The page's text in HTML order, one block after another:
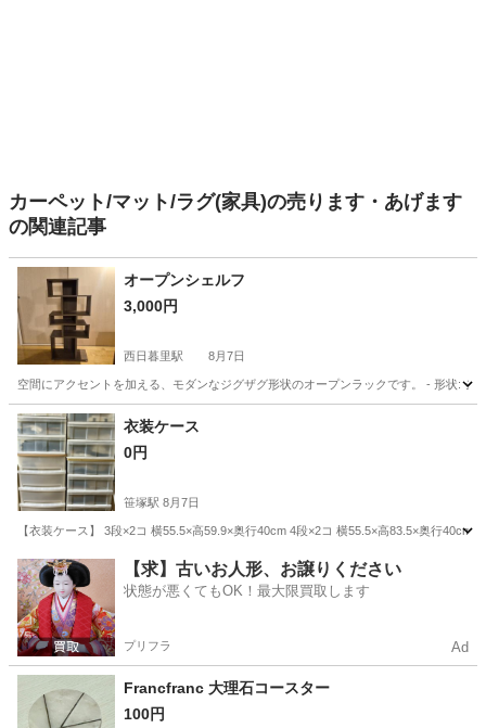
カーペット/マット/ラグ(家具)の売ります・あげます
の関連記事
オープンシェルフ
3,000円
西日暮里駅 8月7日
空間にアクセントを加える、モダンなジグザグ形状のオープンラックです。 - 形状:
東京 台東区 西日暮里駅
衣装ケース
0円
笹塚駅 8月7日
【衣装ケース】 3段×2コ 横55.5×高59.9×奥行40cm 4段×2コ 横55.5×高83.5×奥行
東京 渋谷区 笹塚駅 収納家具
【求】古いお人形、お譲りください
状態が悪くてもOK！最大限買取します
プリフラ Ad
Francfranc 大理石コースター
100円